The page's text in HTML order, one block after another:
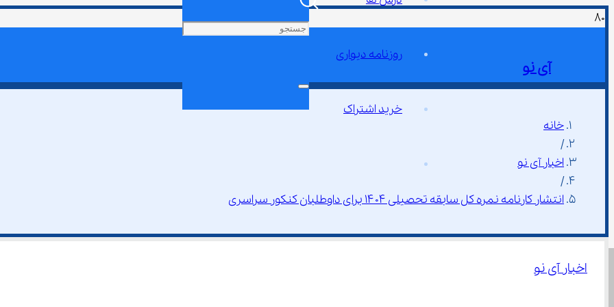
آی نو
روزنامه دیواری
خرید اشتراک
خانه
/
اخبار آی نو
/
انتشار کارنامه نمره کل سابقه تحصیلی ۱۴۰۴ برای داوطلبان کنکور سراسری
اخبار آی نو